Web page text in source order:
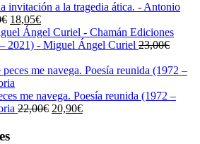
invitación a la tragedia ática. - Antonio
€ El
precio
original
19,00€.
18,05€El
precio
actual
18,05€.
2021) - Miguel Ángel Curiel 23,00€
me navega. Poesía reunida (1972 –
22,00€ El
20,90€El